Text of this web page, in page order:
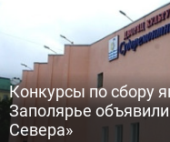
Конкурсы по сбору
Заполярье
Севера»